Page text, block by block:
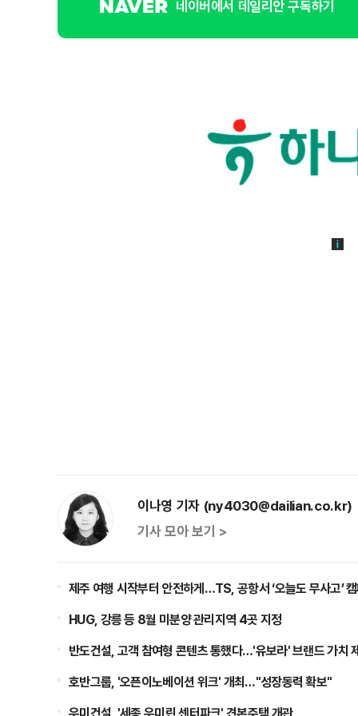
네이버에서 데일리안 구독하기
이나영 기자 (ny4030@dailian.co.kr)
기사 모아 보기 >
제주 여행 시작부터 안전하게…TS, 공항서 ‘오늘도 무사고’
HUG, 강릉 등 8월 미분양 관리지역 4곳 지정
반도건설, 고객 참여형 콘텐츠 통했다…'유보라' 브랜드 가치
호반그룹, '오픈이노베이션 위크' 개최…"성장동력 확보"